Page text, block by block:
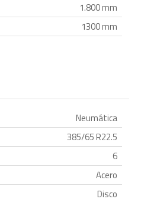
1.800 mm
1300 mm
Neumática
385/65 R22.5
6
Acero
Disco